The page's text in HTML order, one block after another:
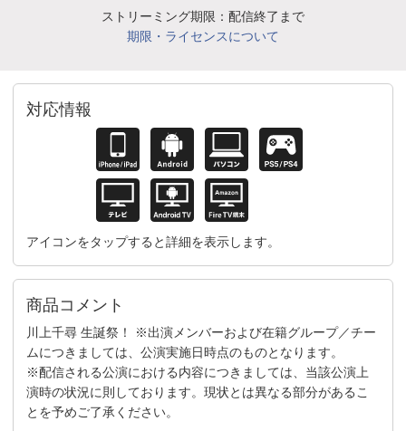
ストリーミング期限：配信終了まで
期限・ライセンスについて
対応情報
アイコンをタップすると詳細を表示します。
商品コメント
川上千尋 生誕祭！ ※出演メンバーおよび在籍グループ／チー
ムにつきましては、公演実施日時点のものとなります。
※配信される公演における内容につきましては、当該公演上
演時の状況に則しております。現状とは異なる部分があるこ
とを予めご了承ください。